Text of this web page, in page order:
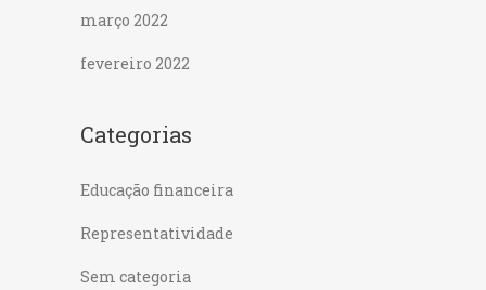
março 2022
fevereiro 2022
Categorias
Educação financeira
Representatividade
Sem categoria